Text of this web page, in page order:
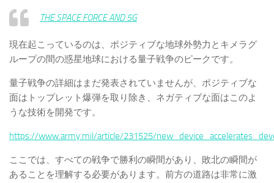
THE SPACE FORCE AND 5G
現在起こっているのは、ポジティブな地球外勢力とキメラグ
ループの間の惑星地球における量子戦争のピークです。
量子戦争の詳細はまだ発表されていませんが、ポジティブな
面はトップレット爆弾を取り除き、ネガティブな面はこのよ
うな技術を開発です。
https://www.army.mil/article/231525/
ここでは、すべての戦争で勝利の瞬間があり、敗北の瞬間が
あることを理解する必要があります。前方の道路は非常に激